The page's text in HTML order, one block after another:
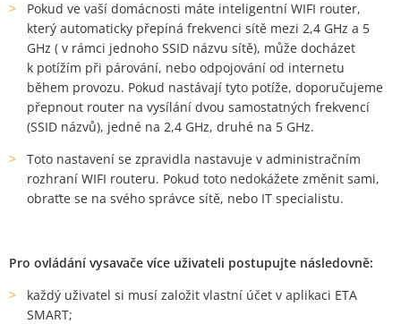
Pokud ve vaší domácnosti máte inteligentní WIFI router,
který automaticky přepíná frekvenci sítě mezi 2,4 GHz a 5
GHz ( v rámci jednoho SSID názvu sítě), může docházet
k potížím při párování, nebo odpojování od internetu
během provozu. Pokud nastávají tyto potíže, doporučujeme
přepnout router na vysílání dvou samostatných frekvencí
(SSID názvů), jedné na 2,4 GHz, druhé na 5 GHz.
Toto nastavení se zpravidla nastavuje v administračním
rozhraní WIFI routeru. Pokud toto nedokážete změnit sami,
obraťte se na svého správce sítě, nebo IT specialistu.
Pro ovládání vysavače více uživateli postupujte následovně:
každý uživatel si musí založit vlastní účet v aplikaci ETA
SMART;